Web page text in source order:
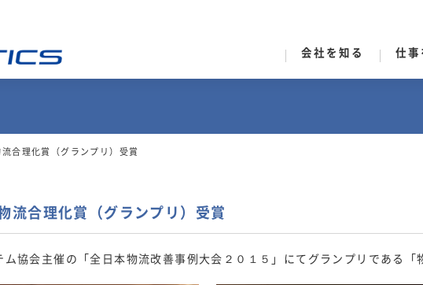
仕事
会社を知る
合理化賞（グランプリ）受賞
合理化賞（グランプリ）受賞
協会主催の「全日本物流改善事例大会２０１５」にてグランプリである「